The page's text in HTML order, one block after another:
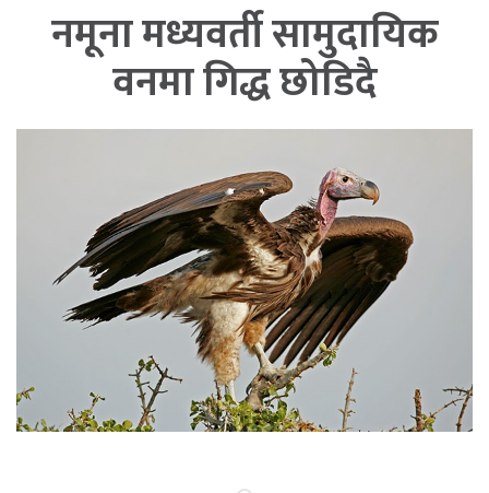
नमूना मध्यवर्ती सामुदायिक
वनमा गिद्ध छोडिदै